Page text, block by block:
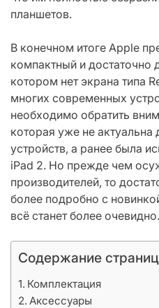
планшетов.
В конечном итоге Apple
компактный и
котором нет экрана типа
многих современных
необходимо обратить
которая уже не
устройств, а ранее была
iPad 2. Но прежде чем
производителей, то
более подробно с
всё станет более очевидно.
Содержание
Комплектация
Аксессуары